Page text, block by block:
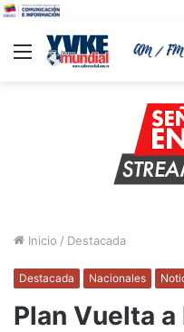
Menu
Inicio / Destacada
Destacada Nacionales
Plan Vuelta a